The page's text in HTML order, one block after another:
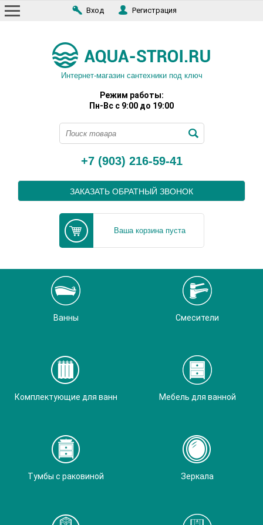
Вход Регистрация
Интернет-магазин сантехники под ключ
Режим работы:
Пн-Вс с 9:00 до 19:00
+7 (903) 216-59-41
ЗАКАЗАТЬ ОБРАТНЫЙ ЗВОНОК
Ваша корзина пуста
Ванны Смесители
Комплектующие для ванн Мебель для ванной
Тумбы с раковиной Зеркала